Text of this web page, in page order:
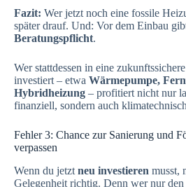
Fazit: Wer jetzt noch eine fossile
später drauf. Und: Vor dem Einbau
Beratungspflicht.
Wer stattdessen in eine
investiert – etwa Wärmepumpe,
Hybridheizung – profitiert nicht nur
finanziell, sondern auch
Fehler 3: Chance zur Sanierung und
verpassen
Wenn du jetzt neu investieren musst,
Gelegenheit richtig. Denn wer nur den